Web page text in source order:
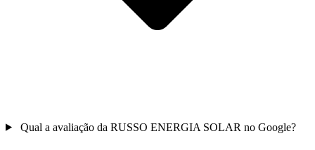
Qual a avaliação da RUSSO ENERGIA SOLAR no Google?